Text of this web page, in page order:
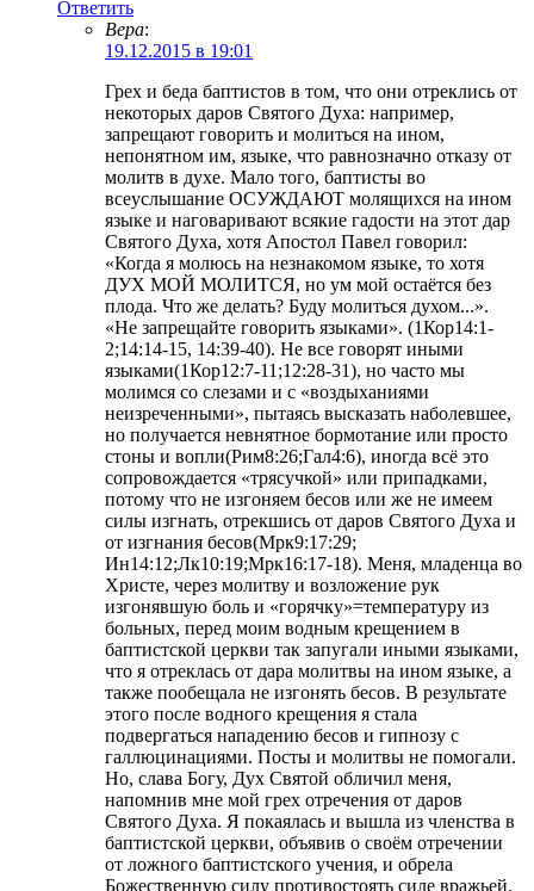
Ответить
Вера:
19.12.2015 в 19:01
Грех и беда баптистов в том, что они отреклись от
некоторых даров Святого Духа: например,
запрещают говорить и молиться на ином,
непонятном им, языке, что равнозначно отказу от
молитв в духе. Мало того, баптисты во
всеуслышание ОСУЖДАЮТ молящихся на ином
языке и наговаривают всякие гадости на этот дар
Святого Духа, хотя Апостол Павел говорил:
«Когда я молюсь на незнакомом языке, то хотя
ДУХ МОЙ МОЛИТСЯ, но ум мой остаётся без
плода. Что же делать? Буду молиться духом...».
«Не запрещайте говорить языками». (1Кор14:1-
2;14:14-15, 14:39-40). Не все говорят иными
языками(1Кор12:7-11;12:28-31), но часто мы
молимся со слезами и с «воздыханиями
неизреченными», пытаясь высказать наболевшее,
но получается невнятное бормотание или просто
стоны и вопли(Рим8:26;Гал4:6), иногда всё это
сопровождается «трясучкой» или припадками,
потому что не изгоняем бесов или же не имеем
силы изгнать, отрекшись от даров Святого Духа и
от изгнания бесов(Мрк9:17:29;
Ин14:12;Лк10:19;Мрк16:17-18). Меня, младенца во
Христе, через молитву и возложение рук
изгонявшую боль и «горячку»=температуру из
больных, перед моим водным крещением в
баптистской церкви так запугали иными языками,
что я отреклась от дара молитвы на ином языке, а
также пообещала не изгонять бесов. В результате
этого после водного крещения я стала
подвергаться нападению бесов и гипнозу с
галлюцинациями. Посты и молитвы не помогали.
Но, слава Богу, Дух Святой обличил меня,
напомнив мне мой грех отречения от даров
Святого Духа. Я покаялась и вышла из членства в
баптистской церкви, объявив о своём отречении
от ложного баптистского учения, и обрела
Божественную силу противостоять силе вражьей.